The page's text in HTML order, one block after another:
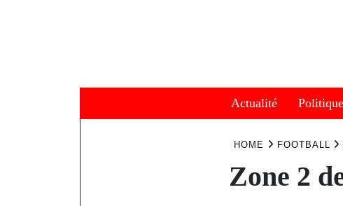
Actualité Politique
HOME FOOTBALL
Zone 2